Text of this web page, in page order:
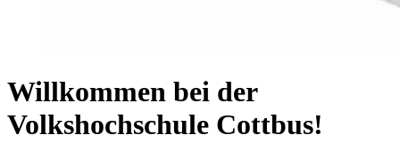
Willkommen bei der
Volkshochschule Cottbus!